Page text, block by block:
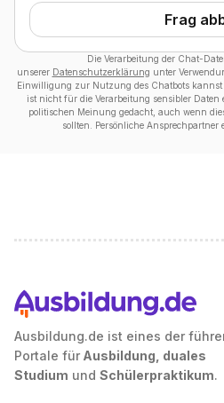
Frag
Die Verarbeitung der Chat-
unserer Datenschutzerklärung unter
Einwilligung zur Nutzung des Chatbots
ist nicht für die Verarbeitung sensibler Daten
politischen Meinung gedacht, auch wenn
sollten. Persönliche Ansprechpartner
Ausbildung.de ist eines der
Portale für Ausbildung, duales
Studium und Schülerpraktikum.